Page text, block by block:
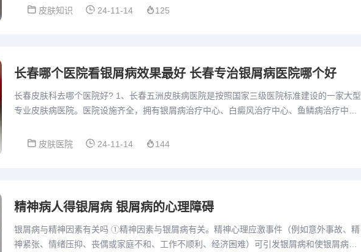
皮肤知识
24-11-14 125
长春哪个医院看银屑病效果最好 长春专治银屑病医院哪个好
长春皮肤科去哪个医院好? 1、长春五洲皮肤病医院是按照国家三级医院标准建设的一家大型
专业皮肤病医院。医院设施齐全，拥有银屑病治疗中心、白癜风治疗中心、鱼鳞病治疗中
皮肤医院
24-11-14 144
精神病人得银屑病 银屑病的心理障碍
银屑病与精神因素有关吗 ①精神因素与银屑病有关。精神心理应激事件（例如意外事故、精
神紧张、情绪压抑、丧偶或家庭不和、工作不顺利、经济困难）可引发银屑病和使银屑病病